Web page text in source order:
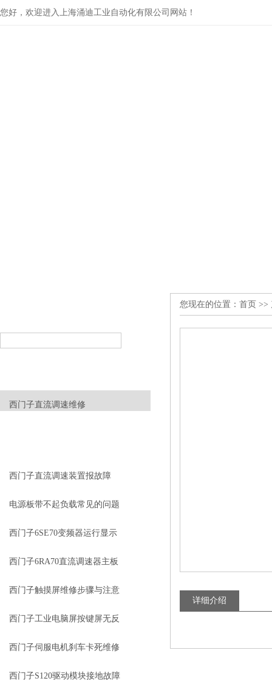
您好，欢迎进入上海涌迪工业自动化有限公司网站！
西门子直流调速维修
西门子直流调速装置报故障
电源板带不起负载常见的问题
和解决方法
西门子6SE70变频器运行显示
故障维修
西门子6RA70直流调速器主板
坏维修
西门子触摸屏维修步骤与注意
事项
西门子工业电脑屏按键屏无反
应维修
西门子伺服电机刹车卡死维修
西门子S120驱动模块接地故障
您现在的位置： 首页 >>
详细介绍